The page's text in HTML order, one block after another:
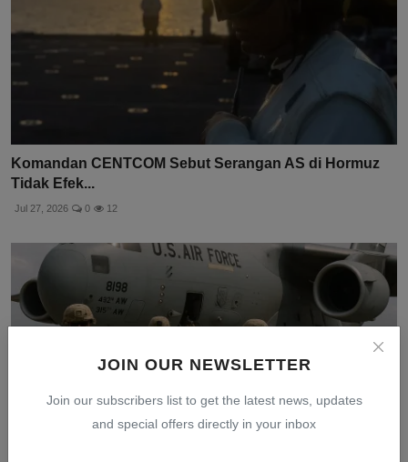
JOIN OUR NEWSLETTER
Join our subscribers list to get the latest news, updates
and special offers directly in your inbox
Komandan CENTCOM Sebut Serangan AS di Hormuz
Tidak Efek...
Jul 27, 2026 0 12